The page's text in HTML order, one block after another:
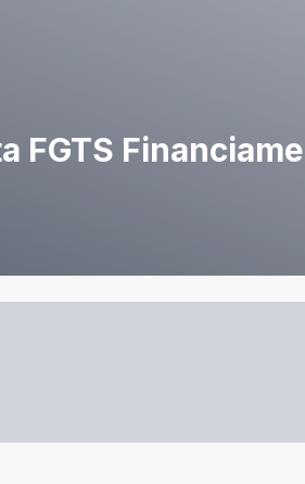
FGTS